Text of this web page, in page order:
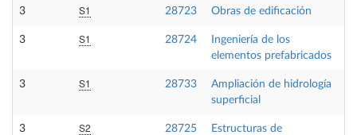
3 S1 28723 Obras de edificación
3 S1 28724
Ingeniería de los
elementos prefabricados
3 S1 28733
Ampliación de hidrología
superficial
3 S2 28725
Estructuras de